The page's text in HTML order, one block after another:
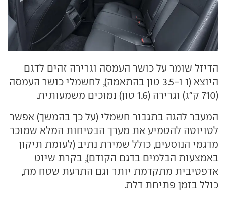
הדיזל שומר על כושר העמסה וגרירה זהים לדגם
היוצא (1 ו-3.5 טון בהתאמה), לחשמלי כושר העמסה
(710 ק"ג) וגרירה (1.6 טון) נמוכים משמעותית.
המעבר להגה בתגבור חשמלי (על כך בהמשך) אפשר
לטויוטה להטמיע את מערך הבטיחות המלא שמוכר
מדגמי הנוסעים, כולל שמירת נתיב (לעומת תיקון
באמצעות הבלמים בדגם הקודם), בקרת שיוט
אדפטיבית מתקדמת יותר וגם התרעת שטח מת,
כולל בזמן פתיחת דלת.